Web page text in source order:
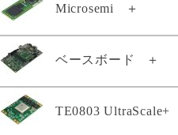
TEF0008-03-D
TEI0001-04-DBC83A
TEI0001-04-DBC87A
TEI0001-04-FBC84A
TEI0001-04-FBC88A
TE0887-04-M
TE0889-03
TEL0001-02
TEL0001-03-CG41A
Microsemi ＋
TEM0001-01A-ABC-2
TEM0001-02-ABC42-A
TEM0002-02-010CA
ベースボード ＋
TE0701-06
TE0803 UltraScale+